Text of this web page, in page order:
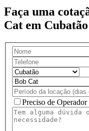
Faça uma
Cat em Cubatão
Preciso de Operador